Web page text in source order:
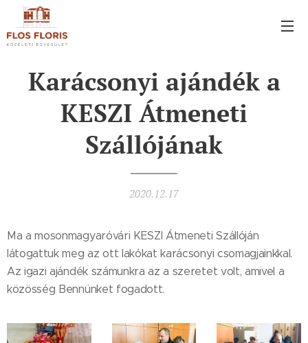
Karácsonyi ajándék a
KESZI Átmeneti
Szállójának
2020.12.17
Ma a mosonmagyaróvári KESZI Átmeneti Szállóján
látogattuk meg az ott lakókat karácsonyi csomagjainkkal.
Az igazi ajándék számunkra az a szeretet volt, amivel a
közösség Bennünket fogadott.